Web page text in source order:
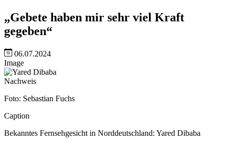
„Gebete haben mir sehr viel Kraft
gegeben“
06.07.2024
Image
Nachweis
Foto: Sebastian Fuchs
Caption
Bekanntes Fernsehgesicht in Norddeutschland: Yared Dibaba